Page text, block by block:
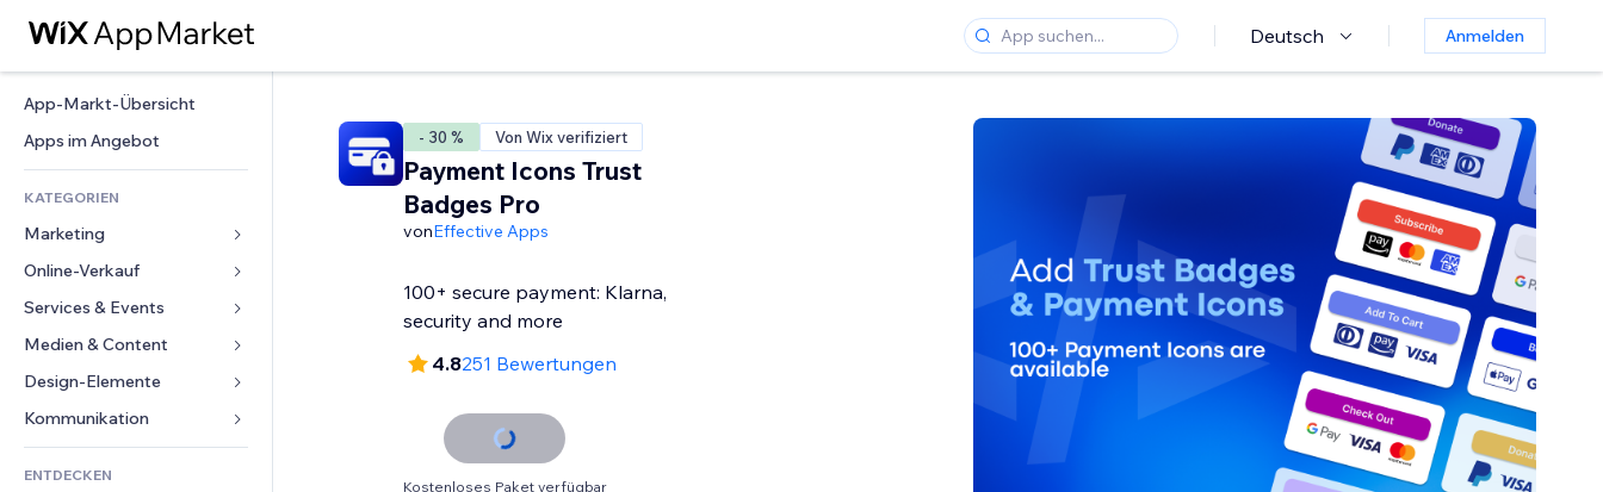
Deutsch Anmelden
App-Markt-Übersicht
Apps im Angebot
KATEGORIEN
Marketing
Anzeigen
Mobil
Statistiken
Website-Einträge
Online-Verkauf
Apps für Shops
Versand & Lieferung
Verkaufen-Buttons
Buchhaltung
Services & Events
Hotels
Events
Restaurants
Immobilien
Buchungen
Medien & Content
Galerie
Musik
Podcasts
Fotografie
Design-Elemente
Karten & Navigation
Datenschutz & Sicherheit
Uhr
Formulare
ENTDECKEN
- 30 % Von Wix verifiziert
Payment Icons Trust
Badges Pro
vonEffective Apps
100+ secure payment: Klarna,
security and more
4.8251 Bewertungen
Kostenloses Paket verfügbar